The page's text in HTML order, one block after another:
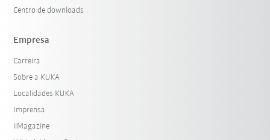
Centro de downloads
Empresa
Carreira
Sobre a KUKA
Localidades KUKA
Imprensa
iiMagazine